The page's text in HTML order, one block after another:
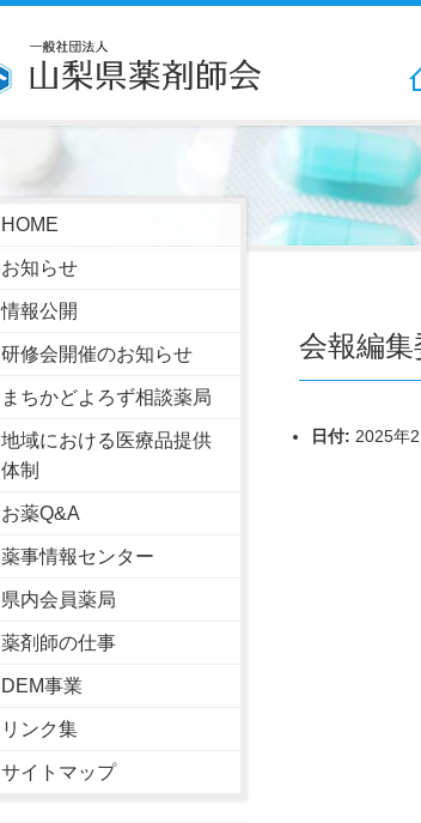
HOME
お知らせ
情報公開
研修会開催のお知らせ
まちかどよろず相談薬局
地域における医療品提供
体制
お薬Q&A
薬事情報センター
県内会員薬局
薬剤師の仕事
DEM事業
リンク集
サイトマップ
会報編集
日付: 2025年